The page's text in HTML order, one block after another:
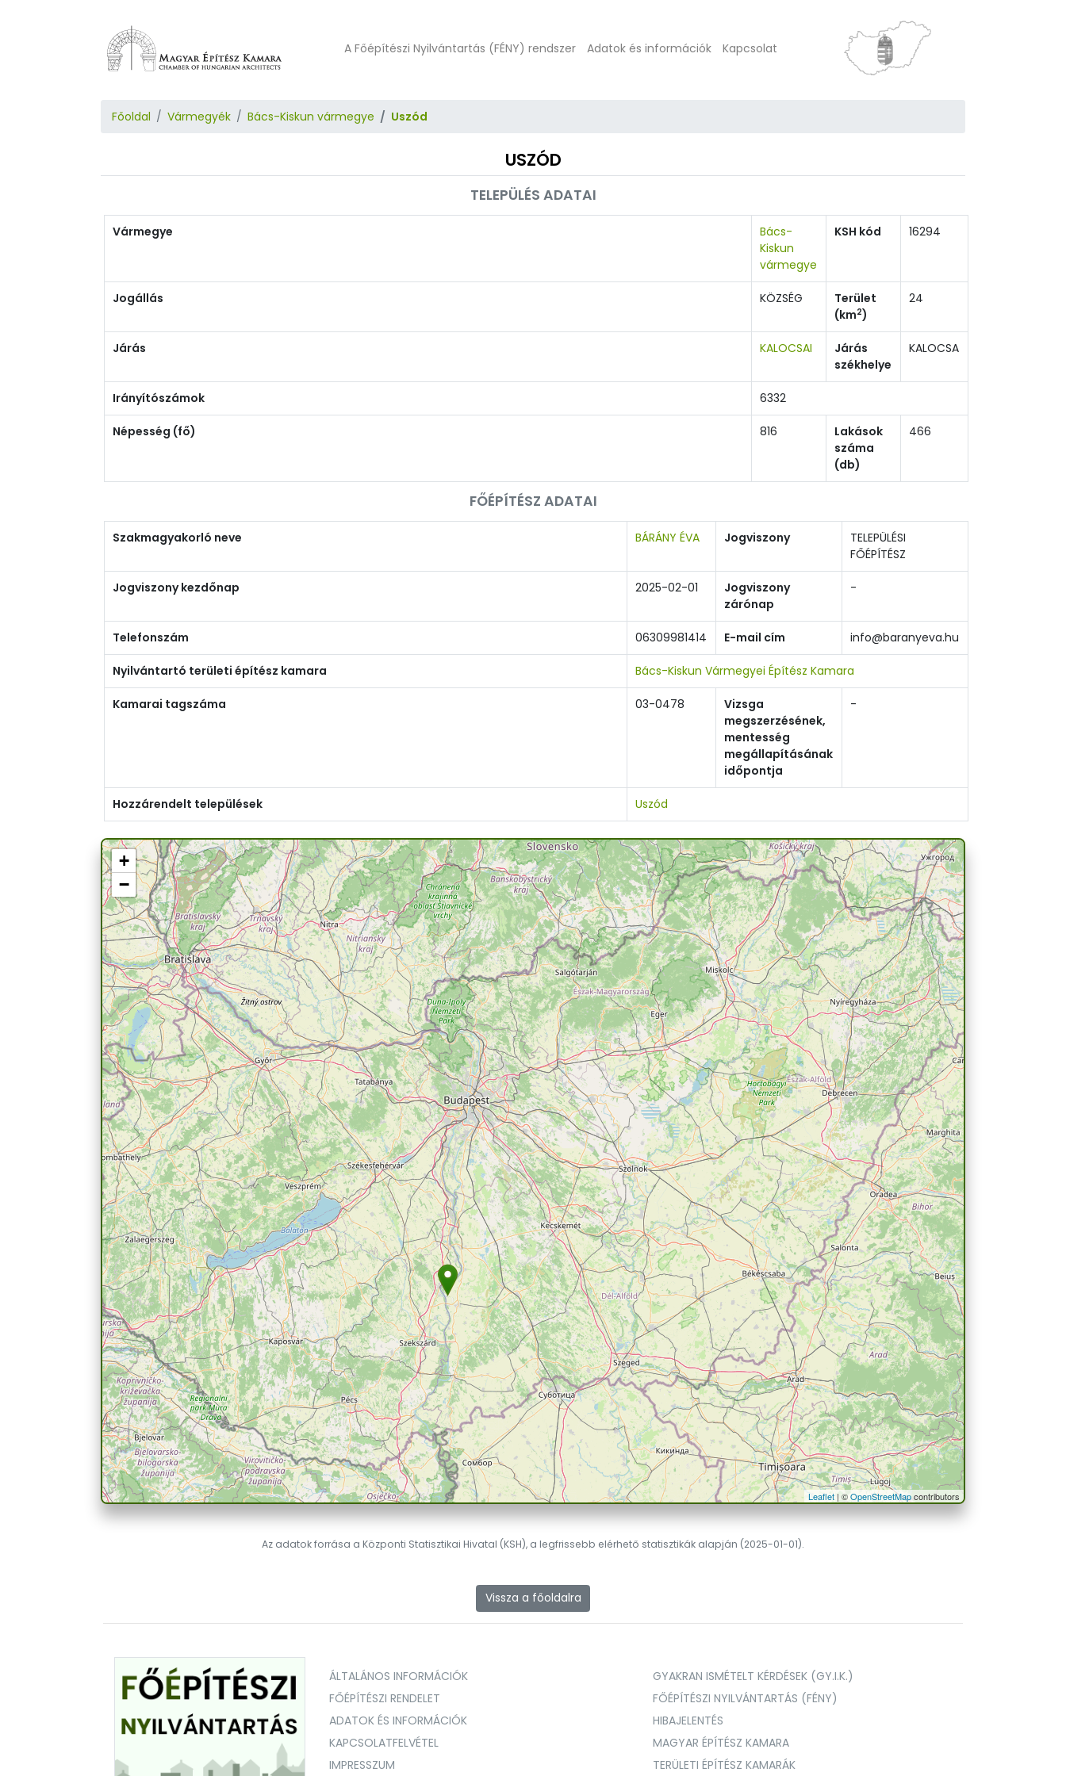
A Főépítészi Nyilvántartás (FÉNY) rendszer Adatok és információk Kapcsolat
Főoldal Vármegyék Bács-Kiskun vármegye Uszód
USZÓD
TELEPÜLÉS ADATAI
Vármegye
Bács-
Kiskun
vármegye
KSH kód 16294
Jogállás KÖZSÉG
Terület
(km2)
24
Járás KALOCSAI
Járás
székhelye
KALOCSA
Irányítószámok 6332
Népesség (fő) 816
Lakások
száma
(db)
466
FŐÉPÍTÉSZ ADATAI
Szakmagyakorló neve BÁRÁNY ÉVA Jogviszony
TELEPÜLÉSI
FŐÉPÍTÉSZ
Jogviszony kezdőnap 2025-02-01
Jogviszony
zárónap
-
Telefonszám 06309981414 E-mail cím info@baranyeva.hu
Nyilvántartó területi építész kamara Bács-Kiskun Vármegyei Építész Kamara
Kamarai tagszáma 03-0478
Vizsga
megszerzésének,
mentesség
megállapításának
időpontja
-
Hozzárendelt települések Uszód
+
−
Leaflet | ©OpenStreetMapcontributors
Az adatok forrása a Központi Statisztikai Hivatal (KSH), a legfrissebb elérhető statisztikák alapján (2025-01-01).
Vissza a főoldalra
ÁLTALÁNOS INFORMÁCIÓK
GYAKRAN ISMÉTELT KÉRDÉSEK (GY.I.K.)
FŐÉPÍTÉSZI RENDELET
FŐÉPÍTÉSZI NYILVÁNTARTÁS (FÉNY)
ADATOK ÉS INFORMÁCIÓK
HIBAJELENTÉS
KAPCSOLATFELVÉTEL
MAGYAR ÉPÍTÉSZ KAMARA
IMPRESSZUM
TERÜLETI ÉPÍTÉSZ KAMARÁK